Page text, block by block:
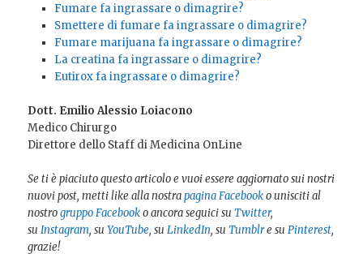
Fumare fa ingrassare o dimagrire?
Smettere di fumare fa ingrassare o dimagrire?
Fumare marijuana fa ingrassare o dimagrire?
La creatina fa ingrassare o dimagrire?
Eutirox fa ingrassare o dimagrire?
Dott. Emilio Alessio Loiacono
Medico Chirurgo
Direttore dello Staff di Medicina OnLine
Se ti è piaciuto questo articolo e vuoi essere aggiornato sui nostri
nuovi post, metti like alla nostrapagina Facebooko unisciti al
nostrogruppo Facebooko ancora seguici suTwitter,
suInstagram, suYouTube, suLinkedIn, suTumblre suPinterest,
grazie!